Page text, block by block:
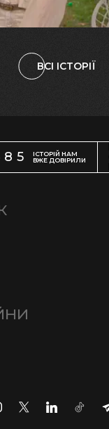
ВСІ ІСТОРІЇ
ІСТОРІЙ НАМ
ВЖЕ ДОВІРИЛИ